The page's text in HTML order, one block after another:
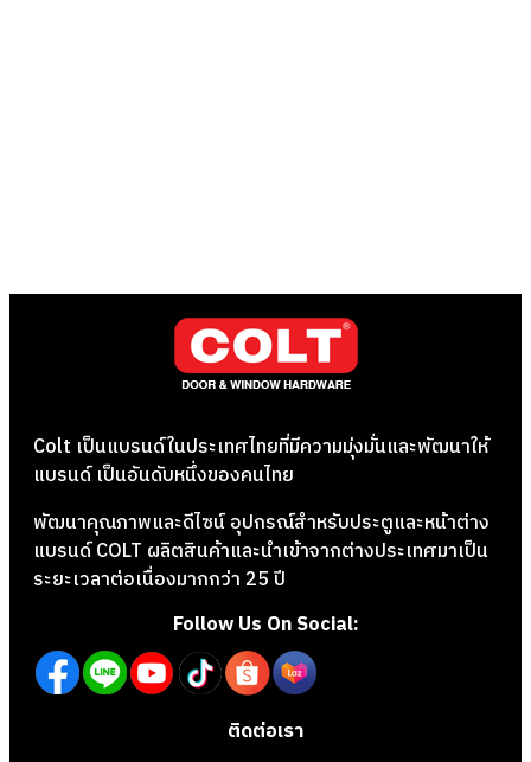
Colt เป็นแบรนด์ในประเทศไทยที่มีความมุ่งมั่นและพัฒนาให้
แบรนด์ เป็นอันดับหนึ่งของคนไทย
พัฒนาคุณภาพและดีไซน์ อุปกรณ์สำหรับประตูและหน้าต่าง
แบรนด์ COLT ผลิตสินค้าและนำเข้าจากต่างประเทศมาเป็น
ระยะเวลาต่อเนื่องมากกว่า 25 ปี
Follow Us On Social:
ติดต่อเรา